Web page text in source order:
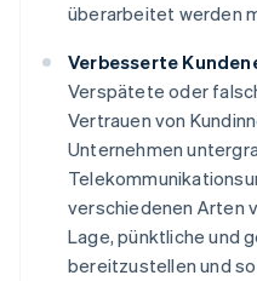
überarbeitet werden
Verbesserte
Verspätete oder
Vertrauen von
Unternehmen
verschiedenen Arten
Lage, pünktliche und
bereitzustellen und